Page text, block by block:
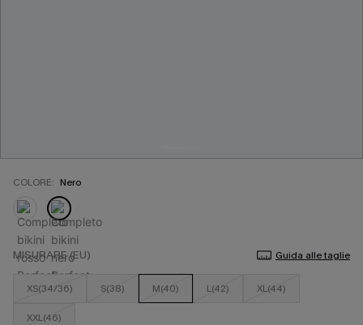
COLORE: Nero
MISURARE (EU) Guida alle taglie
XS(34/36) S(38) M(40) L(42) XL(44)
XXL(46)